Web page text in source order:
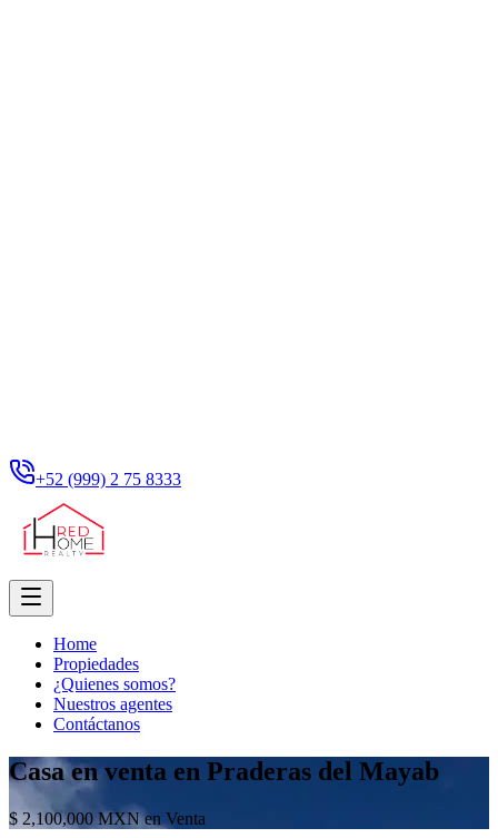
+52 (999) 2 75 8333
Home
Propiedades
¿Quienes somos?
Nuestros agentes
Contáctanos
Casa en venta en Praderas del Mayab
$ 2,100,000 MXN en Venta